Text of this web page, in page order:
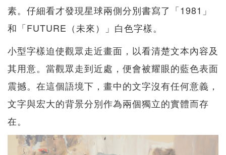
素。仔細看才發現星球兩側分別書寫了「1981」
和「FUTURE（未來）」白色字樣。
小型字樣迫使觀眾走近畫面，以看清楚文本內容及
其用意。當觀眾走到近處，便會被耀眼的藍色表面
震撼。在這個語境下，畫中的文字沒有任何意義，
文字與宏大的背景分別作為兩個獨立的實體而存
在。